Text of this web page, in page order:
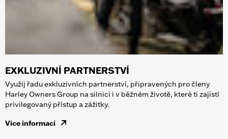
EXKLUZIVNÍ PARTNERSTVÍ
Využij řadu exkluzivních partnerství, připravených pro členy
Harley Owners Group na silnici i v běžném životě, které ti zajistí
privilegovaný přístup a zážitky.
Více informací